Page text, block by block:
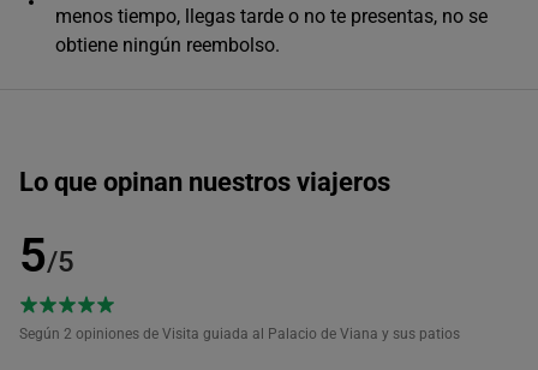
Único horario disponible
menos tiempo, llegas tarde o no te presentas, no se
obtiene ningún reembolso.
Lo que opinan nuestros viajeros
5/5
Según 2 opiniones de Visita guiada al Palacio de Viana y sus patios